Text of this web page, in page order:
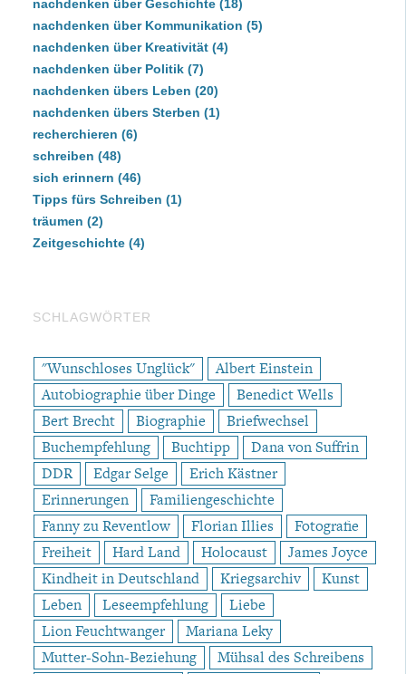
nachdenken über Geschichte(18)
nachdenken über Kommunikation (5)
nachdenken über Kreativität(4)
nachdenken über Politik(7)
nachdenken übers Leben (20)
nachdenken übers Sterben (1)
recherchieren (6)
schreiben (48)
sich erinnern (46)
Tipps fürs Schreiben (1)
träumen (2)
Zeitgeschichte(4)
SCHLAGWÖRTER
"Wunschloses Unglück"
Albert Einstein
Autobiographie über Dinge
Benedict Wells
Bert Brecht
Biographie
Briefwechsel
Buchempfehlung
Buchtipp
Dana von Suffrin
DDR
Edgar Selge
Erich Kästner
Erinnerungen
Familiengeschichte
Fanny zu Reventlow
Florian Illies
Fotografie
Freiheit
Hard Land Holocaust
James Joyce
Kindheit in Deutschland
Kriegsarchiv
Kunst
Leben
Leseempfehlung
Liebe
Lion Feuchtwanger
Mariana Leky
Mutter-Sohn-Beziehung
Mühsal des Schreibens